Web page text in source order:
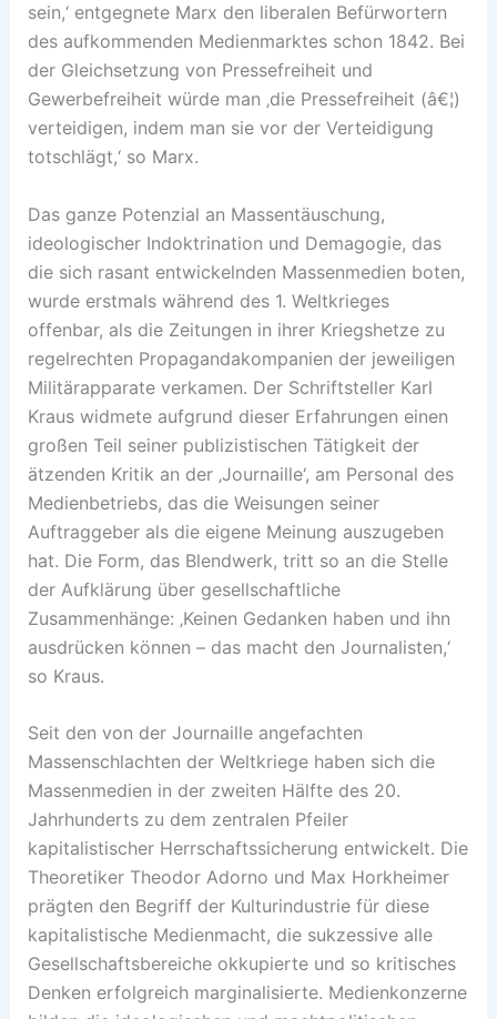
sein,‘ entgegnete Marx den liberalen Befürwortern
des aufkommenden Medienmarktes schon 1842. Bei
der Gleichsetzung von Pressefreiheit und
Gewerbefreiheit würde man ‚die Pressefreiheit (â€¦)
verteidigen, indem man sie vor der Verteidigung
totschlägt,‘ so Marx.
Das ganze Potenzial an Massentäuschung,
ideologischer Indoktrination und Demagogie, das
die sich rasant entwickelnden Massenmedien boten,
wurde erstmals während des 1. Weltkrieges
offenbar, als die Zeitungen in ihrer Kriegshetze zu
regelrechten Propagandakompanien der jeweiligen
Militärapparate verkamen. Der Schriftsteller Karl
Kraus widmete aufgrund dieser Erfahrungen einen
großen Teil seiner publizistischen Tätigkeit der
ätzenden Kritik an der ‚Journaille‘, am Personal des
Medienbetriebs, das die Weisungen seiner
Auftraggeber als die eigene Meinung auszugeben
hat. Die Form, das Blendwerk, tritt so an die Stelle
der Aufklärung über gesellschaftliche
Zusammenhänge: ‚Keinen Gedanken haben und ihn
ausdrücken können – das macht den Journalisten,‘
so Kraus.
Seit den von der Journaille angefachten
Massenschlachten der Weltkriege haben sich die
Massenmedien in der zweiten Hälfte des 20.
Jahrhunderts zu dem zentralen Pfeiler
kapitalistischer Herrschaftssicherung entwickelt. Die
Theoretiker Theodor Adorno und Max Horkheimer
prägten den Begriff der Kulturindustrie für diese
kapitalistische Medienmacht, die sukzessive alle
Gesellschaftsbereiche okkupierte und so kritisches
Denken erfolgreich marginalisierte. Medienkonzerne